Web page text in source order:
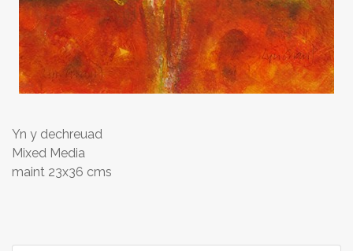
Yn y dechreuad
Mixed Media
maint 23x36 cms